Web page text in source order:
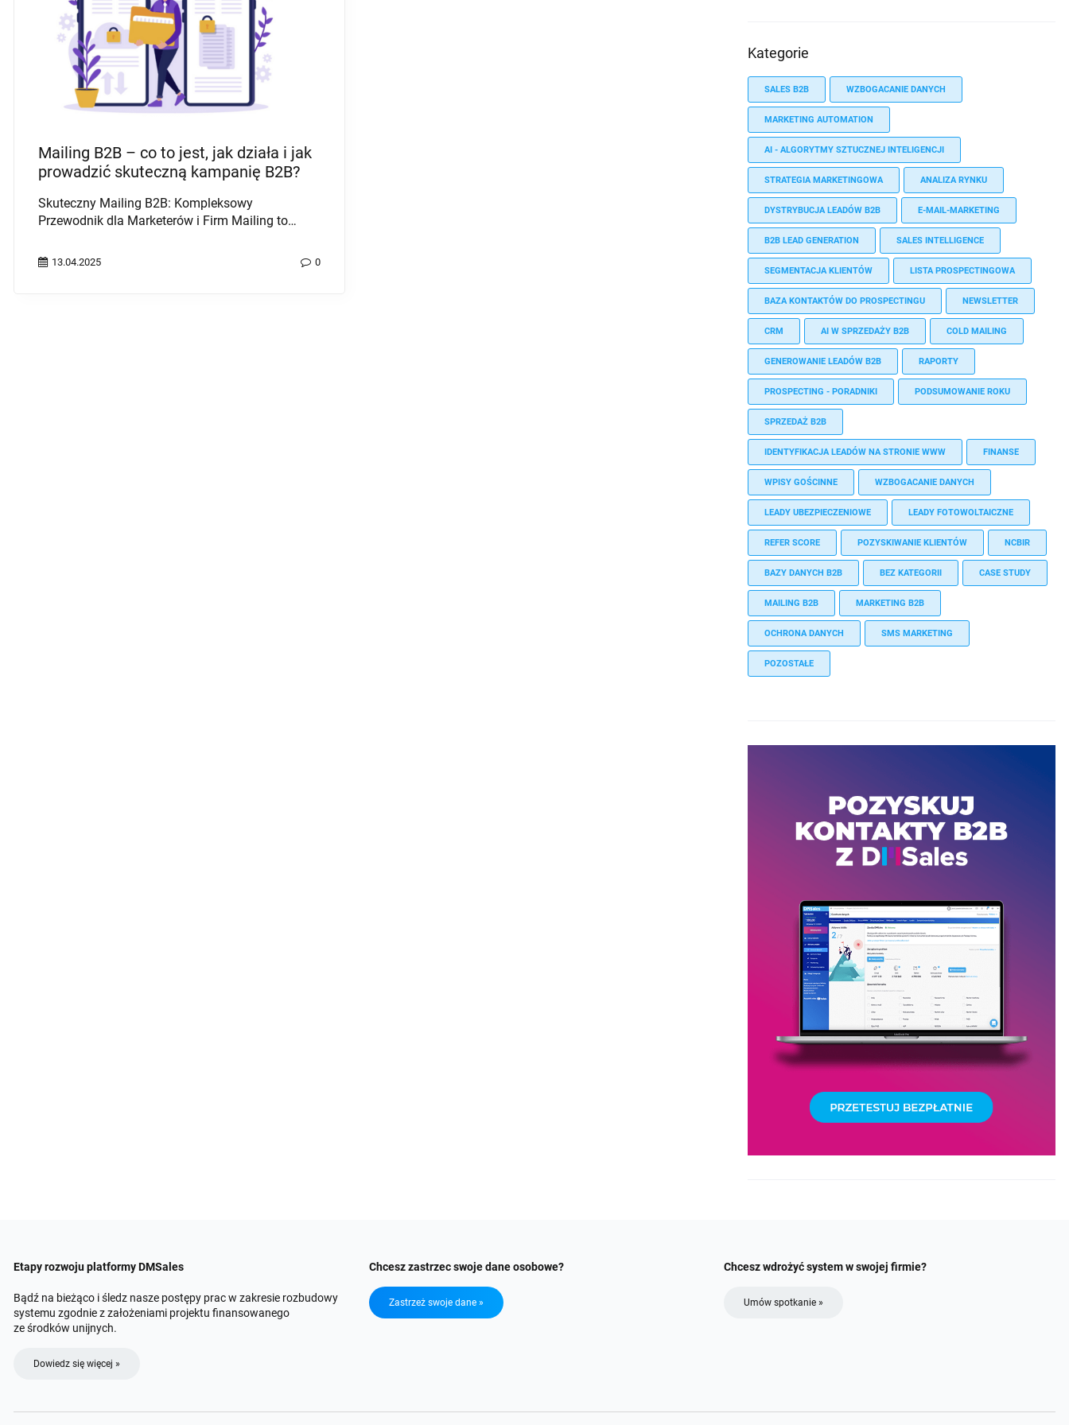
Kategorie
SALES B2B WZBOGACANIE DANYCH
MARKETING AUTOMATION
AI - ALGORYTMY SZTUCZNEJ INTELIGENCJI
STRATEGIA MARKETINGOWA ANALIZA RYNKU
DYSTRYBUCJA LEADÓW B2B E-MAIL-MARKETING
B2B LEAD GENERATION SALES INTELLIGENCE
SEGMENTACJA KLIENTÓW LISTA PROSPECTINGOWA
BAZA KONTAKTÓW DO PROSPECTINGU NEWSLETTER
CRM AI W SPRZEDAŻY B2B COLD MAILING
GENEROWANIE LEADÓW B2B RAPORTY
PROSPECTING - PORADNIKI PODSUMOWANIE ROKU
SPRZEDAŻ B2B
IDENTYFIKACJA LEADÓW NA STRONIE WWW FINANSE
WPISY GOŚCINNE WZBOGACANIE DANYCH
LEADY UBEZPIECZENIOWE LEADY FOTOWOLTAICZNE
REFER SCORE POZYSKIWANIE KLIENTÓW NCBIR
BAZY DANYCH B2B BEZ KATEGORII CASE STUDY
MAILING B2B MARKETING B2B
OCHRONA DANYCH SMS MARKETING
POZOSTAŁE
Mailing B2B – co to jest, jak działa i jak
prowadzić skuteczną kampanię B2B?
Skuteczny Mailing B2B: Kompleksowy
Przewodnik dla Marketerów i Firm Mailing to
13.04.2025 0
Etapy rozwoju platformy DMSales
Bądź na bieżąco i śledz nasze postępy prac w zakresie rozbudowy
systemu zgodnie z założeniami projektu finansowanego
ze środków unijnych.
Dowiedz się więcej »
Chcesz zastrzec swoje dane osobowe?
Zastrzeż swoje dane »
Chcesz wdrożyć system w swojej firmie?
Umów spotkanie »